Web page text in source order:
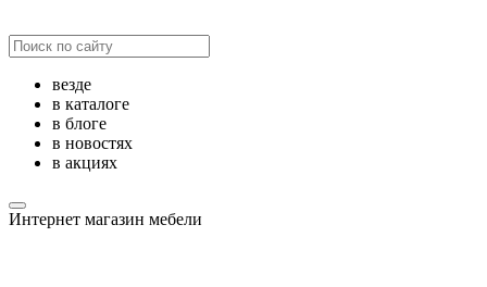
везде
в каталоге
в блоге
в новостях
в акциях
Интернет магазин мебели